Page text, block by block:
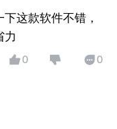
这款软件不错，
力
0 0